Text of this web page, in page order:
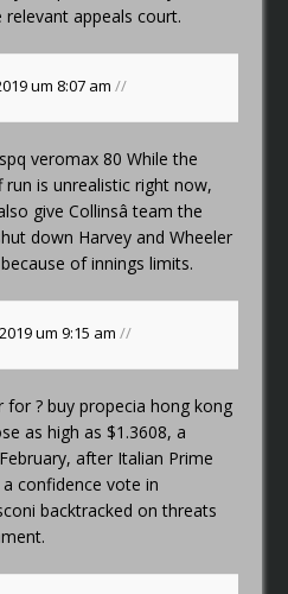
appeals court.
um 8:07 am//
veromax 80 While the
is unrealistic right now,
give Collinsâ team the
down Harvey and Wheeler
of innings limits.
um 9:15 am//
for ?buy propecia hong kong
as high as $1.3608, a
after Italian Prime
confidence vote in
backtracked on threats